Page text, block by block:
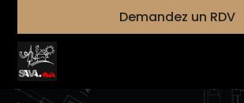
Demandez un RDV